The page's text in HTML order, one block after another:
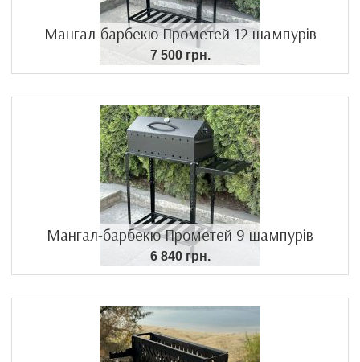
Мангал-барбекю Прометей 12 шампурів
7 500 грн.
Мангал-барбекю Прометей 9 шампурів
6 840 грн.